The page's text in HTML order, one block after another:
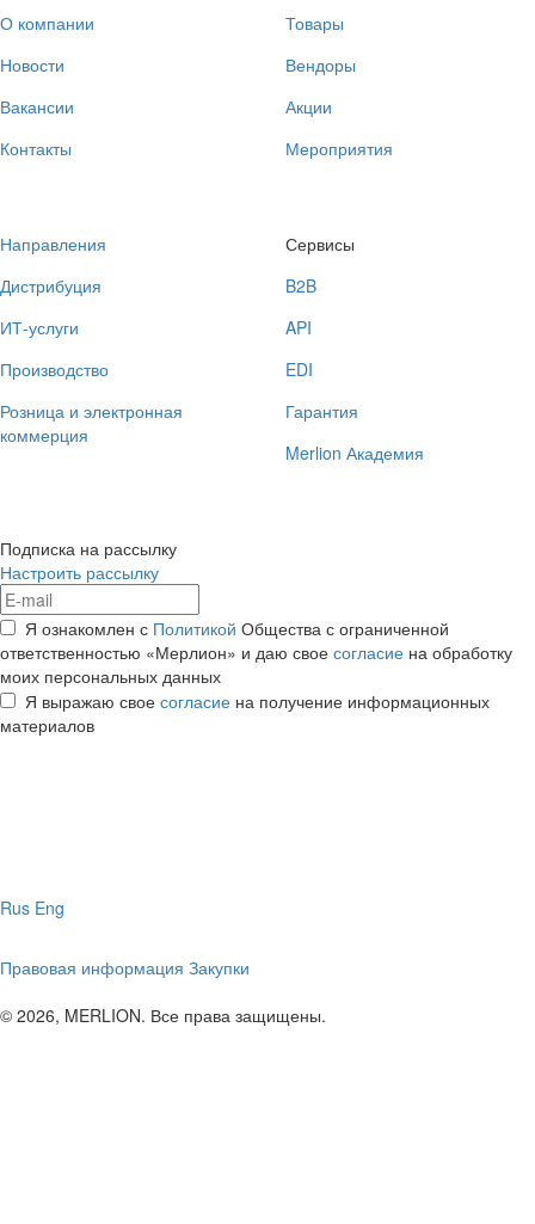
О компании
Новости
Вакансии
Контакты
Товары
Вендоры
Акции
Мероприятия
Направления
Дистрибуция
ИТ-услуги
Производство
Розница и электронная
коммерция
Сервисы
B2B
API
EDI
Гарантия
Merlion Академия
Подписка на рассылку
Настроить рассылку
Я ознакомлен с Политикой Общества с ограниченной
ответственностью «Мерлион» и даю свое согласие на обработку
моих персональных данных
Я выражаю свое согласие на получение информационных
материалов
Rus Eng
Правовая информация Закупки
© 2026, MERLION. Все права защищены.